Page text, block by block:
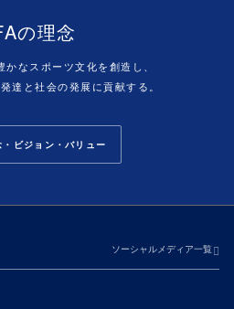
の理念
なスポーツ文化を創造し、
達と社会の発展に貢献する。
ビジョン・バリュー
ソーシャルメディア一覧